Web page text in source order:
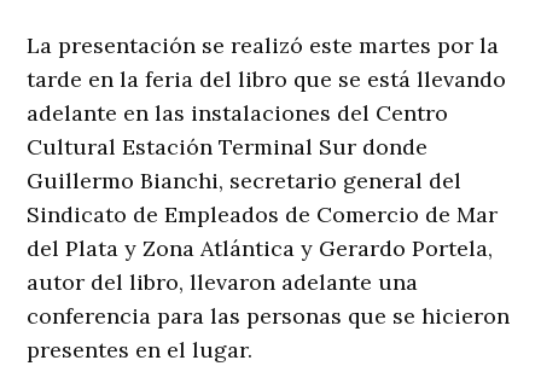
La presentación se realizó este martes por la
tarde en la feria del libro que se está llevando
adelante en las instalaciones del Centro
Cultural Estación Terminal Sur donde
Guillermo Bianchi, secretario general del
Sindicato de Empleados de Comercio de Mar
del Plata y Zona Atlántica y Gerardo Portela,
autor del libro, llevaron adelante una
conferencia para las personas que se hicieron
presentes en el lugar.